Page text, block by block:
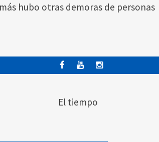
hubo otras demoras de personas
El tiempo